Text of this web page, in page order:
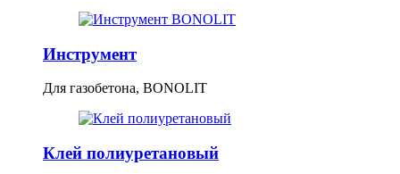
Инструмент
Для газобетона, BONOLIT
Клей полиуретановый